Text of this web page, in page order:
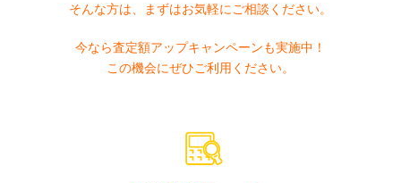
そんな方は、まずはお気軽にご相談ください。
今なら査定額アップキャンペーンも実施中！
この機会にぜひご利用ください。